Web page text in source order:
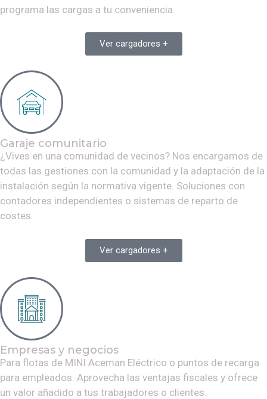
programa las cargas a tu conveniencia.
Ver cargadores +
Garaje comunitario
¿Vives en una comunidad de vecinos? Nos encargamos de
todas las gestiones con la comunidad y la adaptación de la
instalación según la normativa vigente. Soluciones con
contadores independientes o sistemas de reparto de
costes.
Ver cargadores +
Empresas y negocios
Para flotas de MINI Aceman Eléctrico o puntos de recarga
para empleados. Aprovecha las ventajas fiscales y ofrece
un valor añadido a tus trabajadores o clientes.